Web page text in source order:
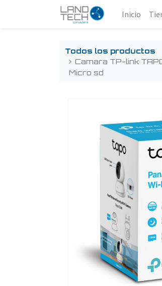
Inicio
Todos los productos
Camara TP-link
Micro sd